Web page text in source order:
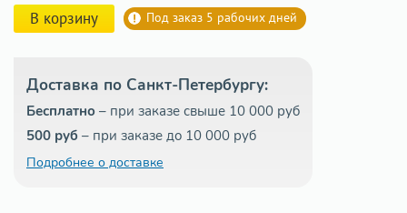
В корзину Под заказ 5 рабочих дней
Доставка по Санкт-Петербургу:
Бесплатно – при заказе свыше 10 000 руб
500 руб – при заказе до 10 000 руб
Подробнее о доставке